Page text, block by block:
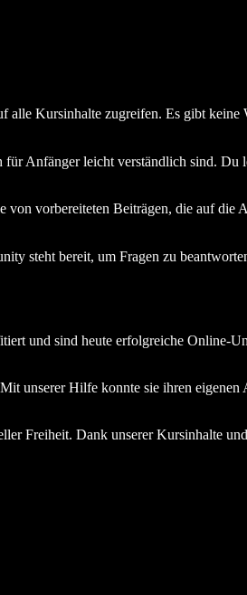
alle Kursinhalte zugreifen. Es gibt keine
für Anfänger leicht verständlich sind. Du
vorbereiteten Beiträgen, die auf die
steht bereit, um Fragen zu
und sind heute erfolgreiche Online-
unserer Hilfe konnte sie ihren
Freiheit. Dank unserer Kursinhalte